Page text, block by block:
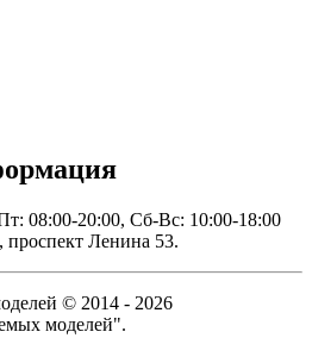
08:00-20:00, Сб-Вс: 10:00-18:00
проспект Ленина 53.
© 2014 - 2026
моделей".